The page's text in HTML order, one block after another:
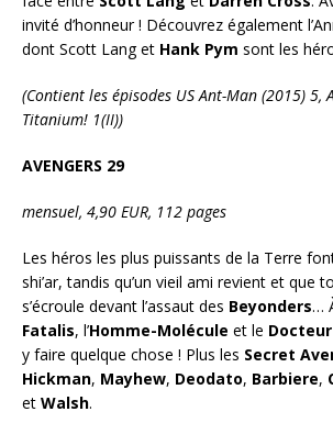
invité d’honneur ! Découvrez également
dont Scott Lang et Hank Pym sont les
(Contient les épisodes US Ant-Man (2015) 5,
Titanium! 1(II))
AVENGERS 29
mensuel, 4,90 EUR, 112 pages
Les héros les plus puissants de la Terre
shi’ar, tandis qu’un vieil ami revient et que
s’écroule devant l’assaut des Beyonders…
Fatalis, l’Homme-Molécule et le
y faire quelque chose ! Plus les Secret
Hickman, Mayhew, Deodato, Barbiere,
et Walsh.